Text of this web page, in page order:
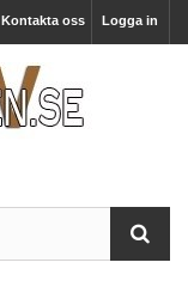
Logga in
Kontakta oss